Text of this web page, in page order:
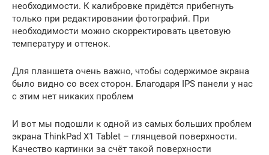
необходимости. К калибровке придётся прибегнуть
только при редактировании фотографий. При
необходимости можно скорректировать цветовую
температуру и оттенок.
Для планшета очень важно, чтобы содержимое экрана
было видно со всех сторон. Благодаря IPS панели у нас
с этим нет никаких проблем
И вот мы подошли к одной из самых больших проблем
экрана ThinkPad X1 Tablet – глянцевой поверхности.
Качество картинки за счёт такой поверхности